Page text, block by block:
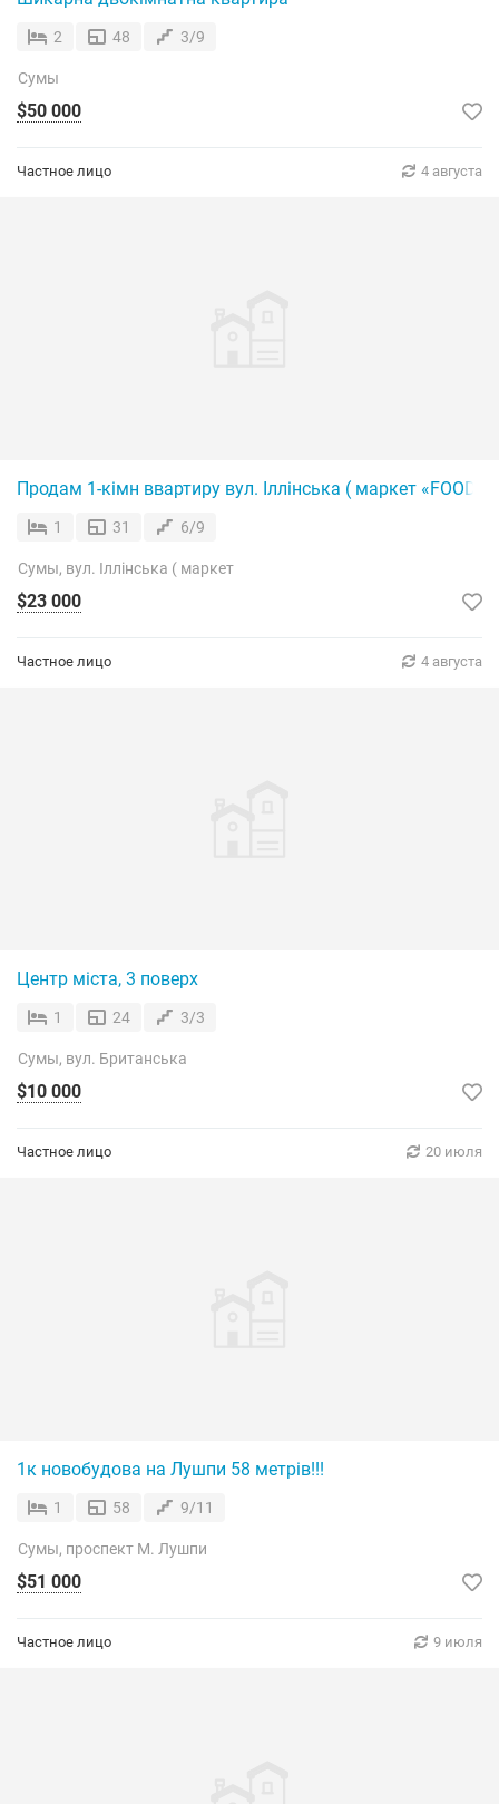
2 48 3/9
Сумы
$50 000
Частное лицо 4 августа
Продам 1-кімн ввартиру вул. Іллінська ( маркет «FOOD
1 31 6/9
Сумы, вул. Іллінська ( маркет
$23 000
Частное лицо 4 августа
Центр міста, 3 поверх
1 24 3/3
Сумы, вул. Британська
$10 000
Частное лицо 20 июля
1к новобудова на Лушпи 58 метрів!!!
1 58 9/11
Сумы, проспект М. Лушпи
$51 000
Частное лицо 9 июля